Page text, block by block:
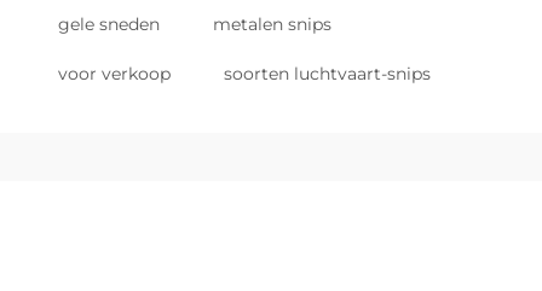
gele sneden metalen snips
voor verkoop soorten luchtvaart-snips